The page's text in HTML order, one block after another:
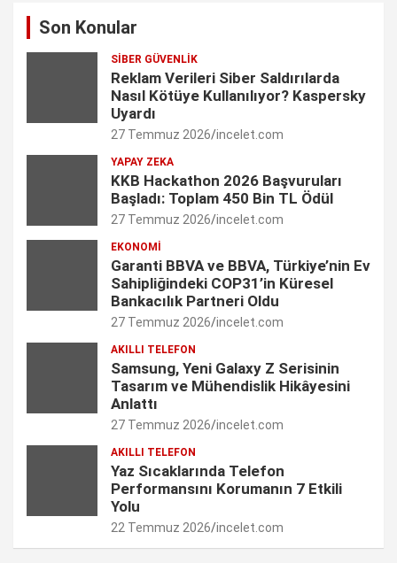
k
e
d
n
t
t
e
r
T
u
b
C
a
n
n
e
l
Son Konular
SIBER GÜVENLIK
Reklam Verileri Siber Saldırılarda
Nasıl Kötüye Kullanılıyor? Kaspersky
Uyardı
27 Temmuz 2026 incelet.com
YAPAY ZEKA
KKB Hackathon 2026 Başvuruları
Başladı: Toplam 450 Bin TL Ödül
27 Temmuz 2026 incelet.com
EKONOMI
Garanti BBVA ve BBVA, Türkiye’nin Ev
Sahipliğindeki COP31’in Küresel
Bankacılık Partneri Oldu
27 Temmuz 2026 incelet.com
AKILLI TELEFON
Samsung, Yeni Galaxy Z Serisinin
Tasarım ve Mühendislik Hikâyesini
Anlattı
27 Temmuz 2026 incelet.com
AKILLI TELEFON
Yaz Sıcaklarında Telefon
Performansını Korumanın 7 Etkili
Yolu
22 Temmuz 2026 incelet.com